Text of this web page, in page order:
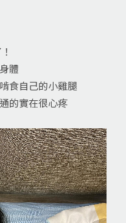
體
食自己的小雞腿
的實在很心疼